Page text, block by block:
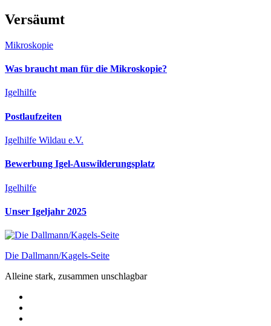
Versäumt
Mikroskopie
Was braucht man für die Mikroskopie?
Igelhilfe
Postlaufzeiten
Igelhilfe Wildau e.V.
Bewerbung Igel-Auswilderungsplatz
Igelhilfe
Unser Igeljahr 2025
Die Dallmann/Kagels-Seite
Alleine stark, zusammen unschlagbar